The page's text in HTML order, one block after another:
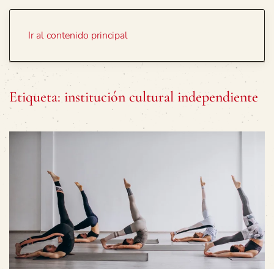
Ir al contenido principal
Etiqueta: institución cultural independiente